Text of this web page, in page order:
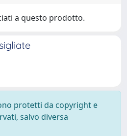
a questo prodotto.
protetti da copyright e
salvo diversa